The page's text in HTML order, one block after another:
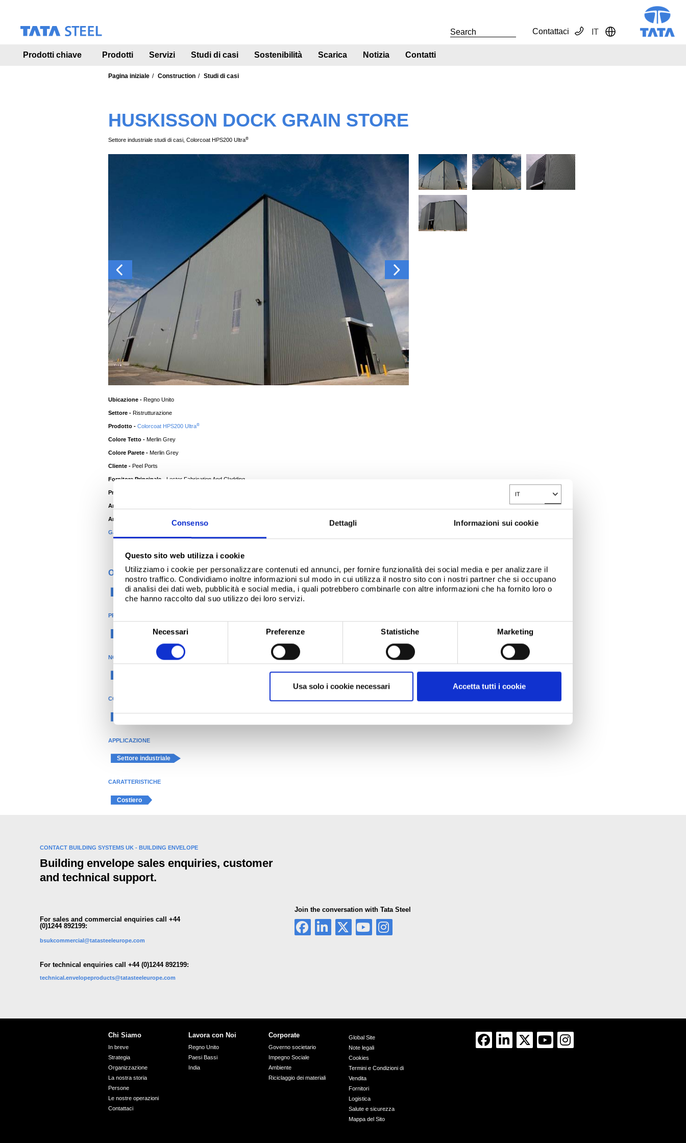
IT
Toggle Dropdown
Consenso Dettagli Informazioni sui cookie
Questo sito web utilizza i cookie
Utilizziamo i cookie per personalizzare contenuti ed annunci, per fornire funzionalità dei social media e per analizzare il
nostro traffico. Condividiamo inoltre informazioni sul modo in cui utilizza il nostro sito con i nostri partner che si occupano
di analisi dei dati web, pubblicità e social media, i quali potrebbero combinarle con altre informazioni che ha fornito loro o
che hanno raccolto dal suo utilizzo dei loro servizi.
S
e
e
o
n
e
d
l
o
n
s
o
Necessari Preferenze Statistiche Marketing
Usa solo i cookie necessari Accetta tutti i cookie
IT Toggle Dropdown
Contattaci
Prodotti chiave Prodotti Servizi Studi di casi Sostenibilità Scarica Notizia Contatti
Pagina iniziale Construction Studi di casi
HUSKISSON DOCK GRAIN STORE
Settore industriale studi di casi, Colorcoat HPS200 Ultra®
Ubicazione - Regno Unito
Settore - Ristrutturazione
Prodotto -Colorcoat HPS200 Ultra®
Colore Tetto - Merlin Grey
Colore Parete - Merlin Grey
Cliente - Peel Ports
Fornitore Principale -Lester Fabrication And Cladding
Produttore Del Sistema -
Anno -
Ambiente -
Garanzia Confidex
ORGANIZZAZIONE
Costruzioni
PRODOTTI
NOME DEL PRODOTTO
COLORE
APPLICAZIONE
Settore industriale
CARATTERISTICHE
Costiero
CONTACT BUILDING SYSTEMS UK - BUILDING ENVELOPE
Building envelope sales enquiries, customer
and technical support.
For sales and commercial enquiries call +44
(0)1244 892199:
bsukcommercial@tatasteeleurope.com
For technical enquiries call +44 (0)1244 892199:
technical.envelopeproducts@tatasteeleurope.com
Join the conversation with Tata Steel
Chi Siamo
In breve
Strategia
Organizzazione
La nostra storia
Persone
Le nostre operazioni
Contattaci
Lavora con Noi
Regno Unito
Paesi Bassi
India
Corporate
Governo societario
Impegno Sociale
Ambiente
Riciclaggio dei materiali
Global Site
Note legali
Cookies
Termini e Condizioni di
Vendita
Fornitori
Logistica
Salute e sicurezza
Mappa del Sito